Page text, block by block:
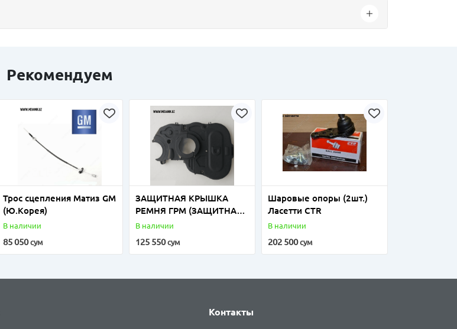
Рекомендуем
Трос сцепления Матиз GM
(Ю.Корея)
В наличии
85 050сум
ЗАЩИТНАЯ КРЫШКА
РЕМНЯ ГРМ (ЗАЩИТНАЯ
КРЫШКА РЕМНЯ
ДОНС 1,5
В наличии
125 550сум
Шаровые опоры (2шт.)
Ласетти CTR
В наличии
202 500сум
Контакты